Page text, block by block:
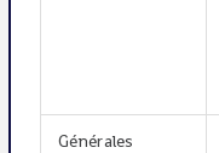
Générales